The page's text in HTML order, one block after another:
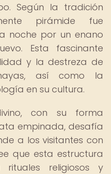
Según la tradición
pirámide fue
noche por un enano
Esta fascinante
y la destreza de
así como la
en su cultura.
con su forma
empinada, desafía
a los visitantes con
que esta estructura
religiosos y